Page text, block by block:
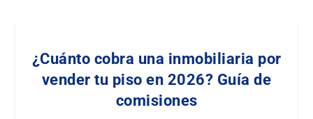
¿Cuánto cobra una inmobiliaria por
vender tu piso en 2026? Guía de
comisiones